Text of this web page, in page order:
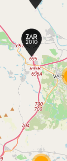
ZONAS
OBRA NUEVA
INVERSIÓN
NOSOTROS
CONTACTO